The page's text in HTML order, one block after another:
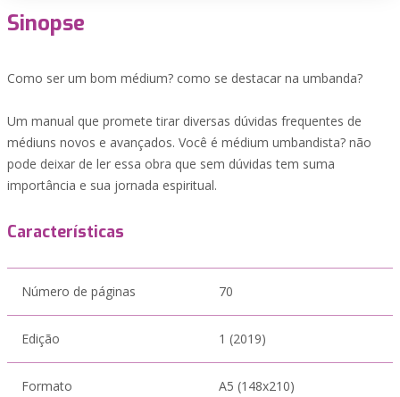
Sinopse
Como ser um bom médium? como se destacar na umbanda?
Um manual que promete tirar diversas dúvidas frequentes de
médiuns novos e avançados. Você é médium umbandista? não
pode deixar de ler essa obra que sem dúvidas tem suma
importância e sua jornada espiritual.
Características
Número de páginas 70
Edição 1 (2019)
Formato A5 (148x210)